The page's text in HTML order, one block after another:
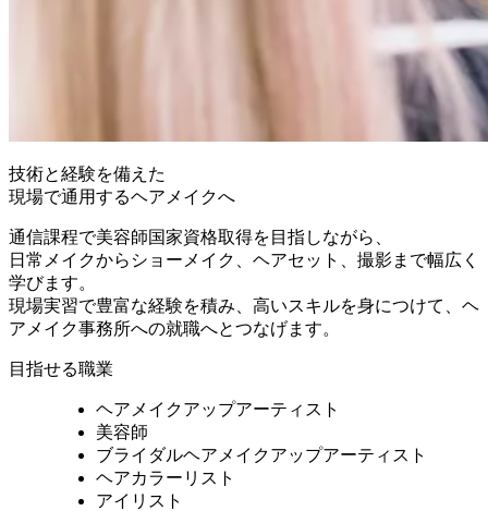
技術と経験を備えた
現場で通用するヘアメイクへ
通信課程で美容師国家資格取得を目指しながら、
日常メイクからショーメイク、ヘアセット、撮影まで幅広く
学びます。
現場実習で豊富な経験を積み、高いスキルを身につけて、ヘ
アメイク事務所への就職へとつなげます。
目指せる職業
ヘアメイクアップアーティスト
美容師
ブライダルヘアメイクアップアーティスト
ヘアカラーリスト
アイリスト